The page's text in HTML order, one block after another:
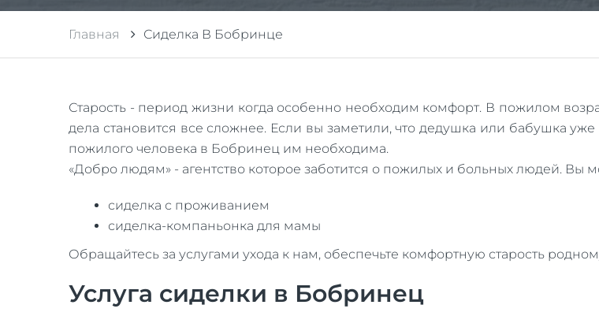
Главная Сиделка В Бобринце
Старость - период жизни когда особенно необходим комфорт. В пожилом
дела становится все сложнее. Если вы заметили, что дедушка или бабушка
пожилого человека в Бобринец им необходима.
«Добро людям» - агентство которое заботится о пожилых и больных людей. Вы
сиделка с проживанием
сиделка-компаньонка для мамы
Обращайтесь за услугами ухода к нам, обеспечьте комфортную старость
Услуга сиделки в Бобринец